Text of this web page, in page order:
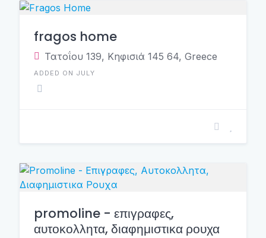
fragos home
Τατοΐου 139, Κηφισιά 145 64, Greece
ADDED ON JULY
promoline - επιγραφες,
αυτοκολλητα, διαφημιστικα ρουχα